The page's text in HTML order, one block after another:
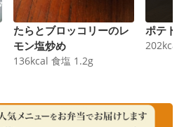
たらとブロッコリーのレ
モン塩炒め
136kcal 食塩 1.2g
ポテト
202kcal